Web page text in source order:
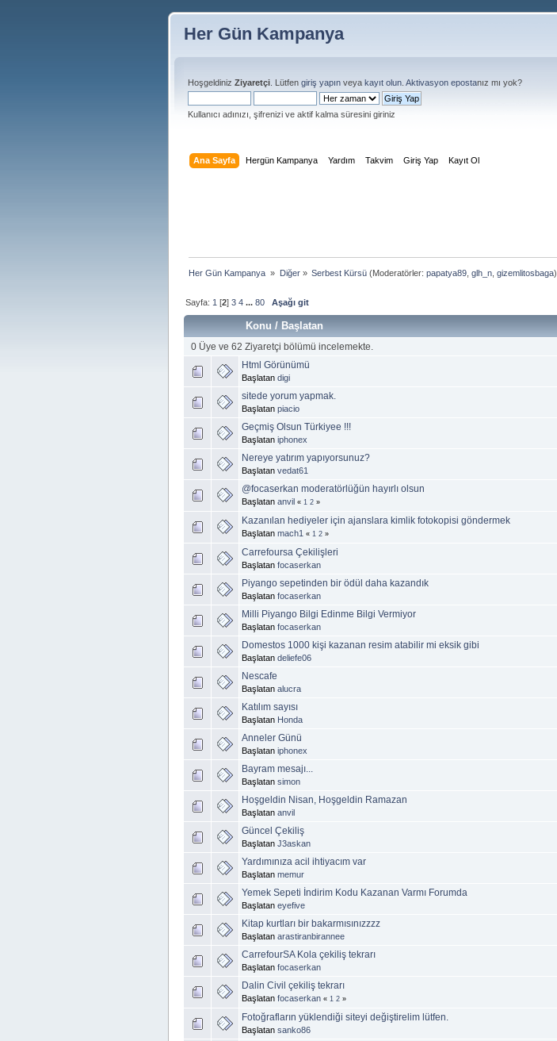
Her Gün Kampanya
Hoşgeldiniz Ziyaretçi . Lütfen giriş yapın veya kayıt olun Aktivasyon epostanız mı yok?
Kullanıcı adınızı, şifrenizi ve aktif kalma süresini giriniz
Ana Sayfa Hergün Kampanya Yardım Takvim Giriş Yap Kayıt Ol
Her Gün Kampanya » Diğer» Serbest Kürsü(Moderatörler: papatya89, glh_n, gizemlitosbaga)
Sayfa: 1 [2]3 4 ...80 Aşağı git
Konu /Başlatan
0 Üye ve 62 Ziyaretçi bölümü incelemekte.
Html Görünümü
Başlatan digi
sitede yorum yapmak.
Başlatan piacio
Geçmiş Olsun Türkiyee !!!
Başlatan iphonex
Nereye yatırım yapıyorsunuz?
Başlatan vedat61
@focaserkan moderatörlüğün hayırlı olsun
Başlatan anvil « 1 2 »
Kazanılan hediyeler için ajanslara kimlik fotokopisi göndermek
Başlatan mach1 « 1 2 »
Carrefoursa Çekilişleri
Başlatan focaserkan
Piyango sepetinden bir ödül daha kazandık
Başlatan focaserkan
Milli Piyango Bilgi Edinme Bilgi Vermiyor
Başlatan focaserkan
Domestos 1000 kişi kazanan resim atabilir mi eksik gibi
Başlatan deliefe06
Nescafe
Başlatan alucra
Katılım sayısı
Başlatan Honda
Anneler Günü
Başlatan iphonex
Bayram mesajı...
Başlatan simon
Hoşgeldin Nisan, Hoşgeldin Ramazan
Başlatan anvil
Güncel Çekiliş
Başlatan J3askan
Yardımınıza acil ihtiyacım var
Başlatan memur
Yemek Sepeti İndirim Kodu Kazanan Varmı Forumda
Başlatan eyefive
Kitap kurtları bir bakarmısınızzzz
Başlatan arastiranbirannee
CarrefourSA Kola çekiliş tekrarı
Başlatan focaserkan
Dalin Civil çekiliş tekrarı
Başlatan focaserkan « 1 2 »
Fotoğrafların yüklendiği siteyi değiştirelim lütfen.
Başlatan sanko86